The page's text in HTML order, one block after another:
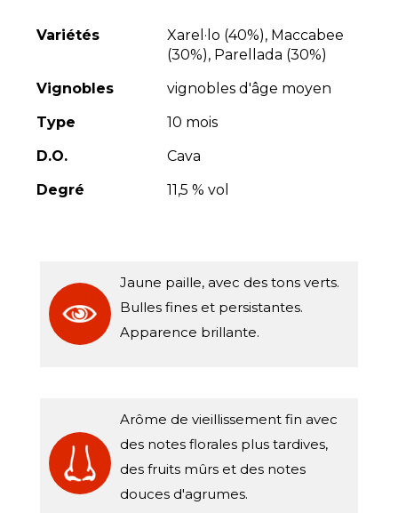
Variétés
Xarel·lo (40%), Maccabee
(30%), Parellada (30%)
Vignobles
vignobles d'âge moyen
Type
10 mois
D.O.
Cava
Degré
11,5 % vol
Jaune paille, avec des tons verts.
Bulles fines et persistantes.
Apparence brillante.
Arôme de vieillissement fin avec
des notes florales plus tardives,
des fruits mûrs et des notes
douces d'agrumes.